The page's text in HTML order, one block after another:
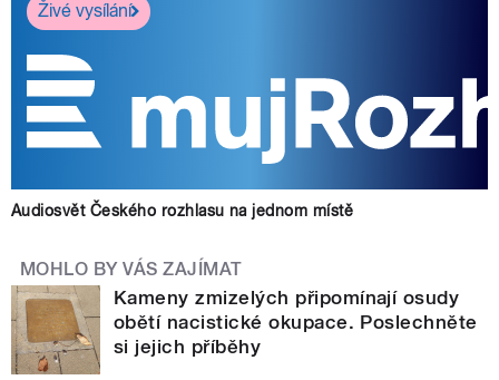
Živé vysílání
Audiosvět Českého rozhlasu na jednom místě
MOHLO BY VÁS ZAJÍMAT
Kameny zmizelých připomínají osudy
obětí nacistické okupace. Poslechněte
si jejich příběhy